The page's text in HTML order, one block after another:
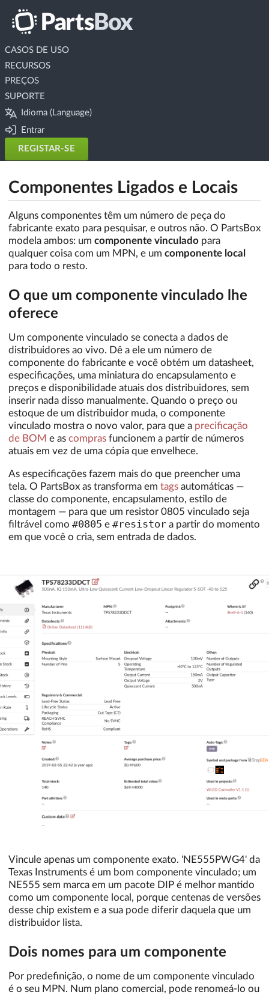
CASOS DE USO
RECURSOS
PREÇOS
SUPORTE
Idioma (Language)
Entrar
REGISTAR-SE
Componentes Ligados e Locais
Alguns componentes têm um número de peça do
fabricante exato para pesquisar, e outros não. O PartsBox
modela ambos: um componente vinculado para
qualquer coisa com um MPN, e um componente local
para todo o resto.
O que um componente vinculado lhe
oferece
Um componente vinculado se conecta a dados de
distribuidores ao vivo. Dê a ele um número de
componente do fabricante e você obtém um datasheet,
especificações, uma miniatura do encapsulamento e
preços e disponibilidade atuais dos distribuidores, sem
inserir nada disso manualmente. Quando o preço ou
estoque de um distribuidor muda, o componente
vinculado mostra o novo valor, para que a precificação
de BOM e as compras funcionem a partir de números
atuais em vez de uma cópia que envelhece.
As especificações fazem mais do que preencher uma
tela. O PartsBox as transforma em tags automáticas —
classe do componente, encapsulamento, estilo de
montagem — para que um resistor 0805 vinculado seja
filtrável como #0805 e #resistor a partir do momento
em que você o cria, sem entrada de dados.
Vincule apenas um componente exato. 'NE555PWG4' da
Texas Instruments é um bom componente vinculado; um
NE555 sem marca em um pacote DIP é melhor mantido
como um componente local, porque centenas de versões
desse chip existem e a sua pode diferir daquela que um
distribuidor lista.
Dois nomes para um componente
Por predefinição, o nome de um componente vinculado
é o seu MPN. Num plano comercial, pode renomeá-lo ou